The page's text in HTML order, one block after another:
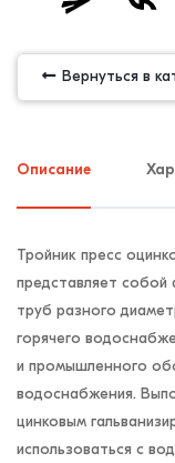
Вернуться в
Описание
Тройник пресс
представляет собой
труб разного
горячего
и промышленного
водоснабжения.
цинковым
использоваться с